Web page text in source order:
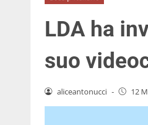
LDA ha
suo
aliceantonucci - 12